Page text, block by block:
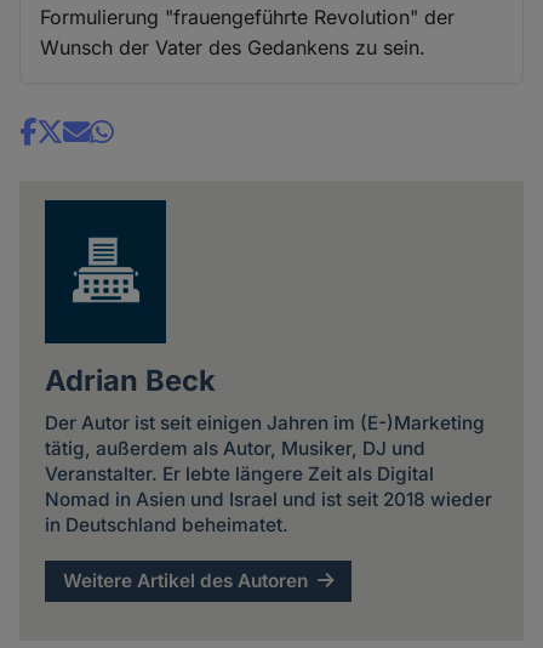
Formulierung "frauengeführte Revolution" der
Wunsch der Vater des Gedankens zu sein.
Share
Adrian Beck
Der Autor ist seit einigen Jahren im (E-)Marketing
tätig, außerdem als Autor, Musiker, DJ und
Veranstalter. Er lebte längere Zeit als Digital
Nomad in Asien und Israel und ist seit 2018 wieder
in Deutschland beheimatet.
Weitere Artikel des Autoren